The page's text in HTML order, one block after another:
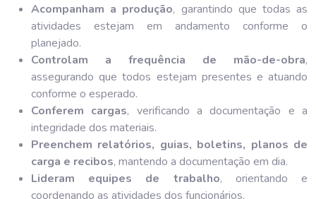
Acompanham a produção, garantindo que todas as
atividades estejam em andamento conforme o
planejado.
Controlam a frequência de mão-de-obra,
assegurando que todos estejam presentes e atuando
conforme o esperado.
Conferem cargas, verificando a documentação e a
integridade dos materiais.
Preenchem relatórios, guias, boletins, planos de
carga e recibos, mantendo a documentação em dia.
Lideram equipes de trabalho, orientando e
coordenando as atividades dos funcionários.